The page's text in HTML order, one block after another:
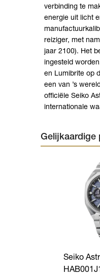
verbinding te
energie uit licht
reiziger, met
jaar 2100). Het
ingesteld
en Lumibrite op
een van ’s
officiële Seiko
internationale
Gelijkaardige
Seiko